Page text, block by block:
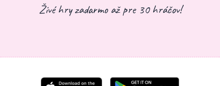
Živé hry zadarmo až pre 30 hráčov!